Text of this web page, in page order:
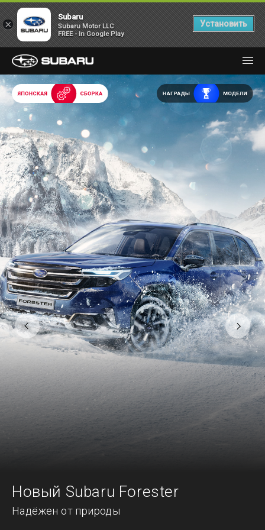
Новый Subaru Forester
Надёжен от природы
×
Subaru
Subaru Motor LLC
FREE - In Google Play
Установить